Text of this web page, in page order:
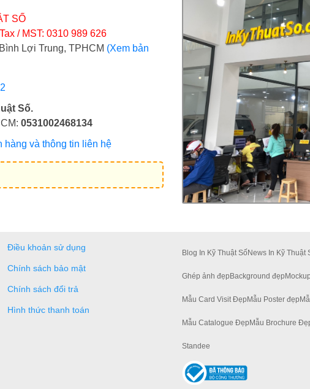
SỐ
Tax / MST: 0310 989 626
Lợi Trung, TPHCM (Xem bản
Số.
0531002468134
hàng và thông tin liên hệ
Điều khoản sử dụng
Chính sách bảo mật
Chính sách đổi trả
Hình thức thanh toán
Blog In Kỹ Thuật SốNews In Kỹ Thuật
Ghép ảnh đẹpBackground đẹp
Mẫu Card Visit ĐẹpMẫu Poster đẹp
Mẫu Catalogue ĐẹpMẫu Brochure
Standee